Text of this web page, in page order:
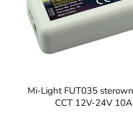
Mi-Light FUT035 sterownik LED
CCT 12V-24V 10A